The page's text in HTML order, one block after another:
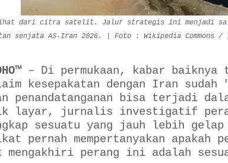
dari citra satelit. Jalur strategis ini menjadi
senjata AS-Iran 2026. | Foto : Wikipedia Commons /
– Di permukaan, kabar baiknya
kesepakatan dengan Iran
penandatanganan bisa terjadi
layar, jurnalis investigatif
sesuatu yang jauh lebih
pernah mempertanyakan apakah
perang ini adalah